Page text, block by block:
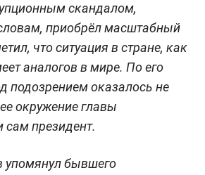
скандалом,
приобрёл масштабный
что ситуация в стране, как
аналогов в мире. По его
подозрением оказалось не
окружение главы
сам президент.
упомянул бывшего